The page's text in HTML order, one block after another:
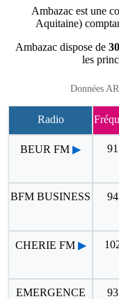
Ambazac est une
Aquitaine)
Ambazac dispose de
les
Données
Radio
BEUR FM ▶
BFM BUSINESS
CHERIE FM ▶
EMERGENCE